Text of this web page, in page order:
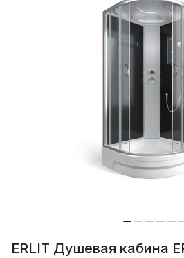
ERLIT Душевая кабина